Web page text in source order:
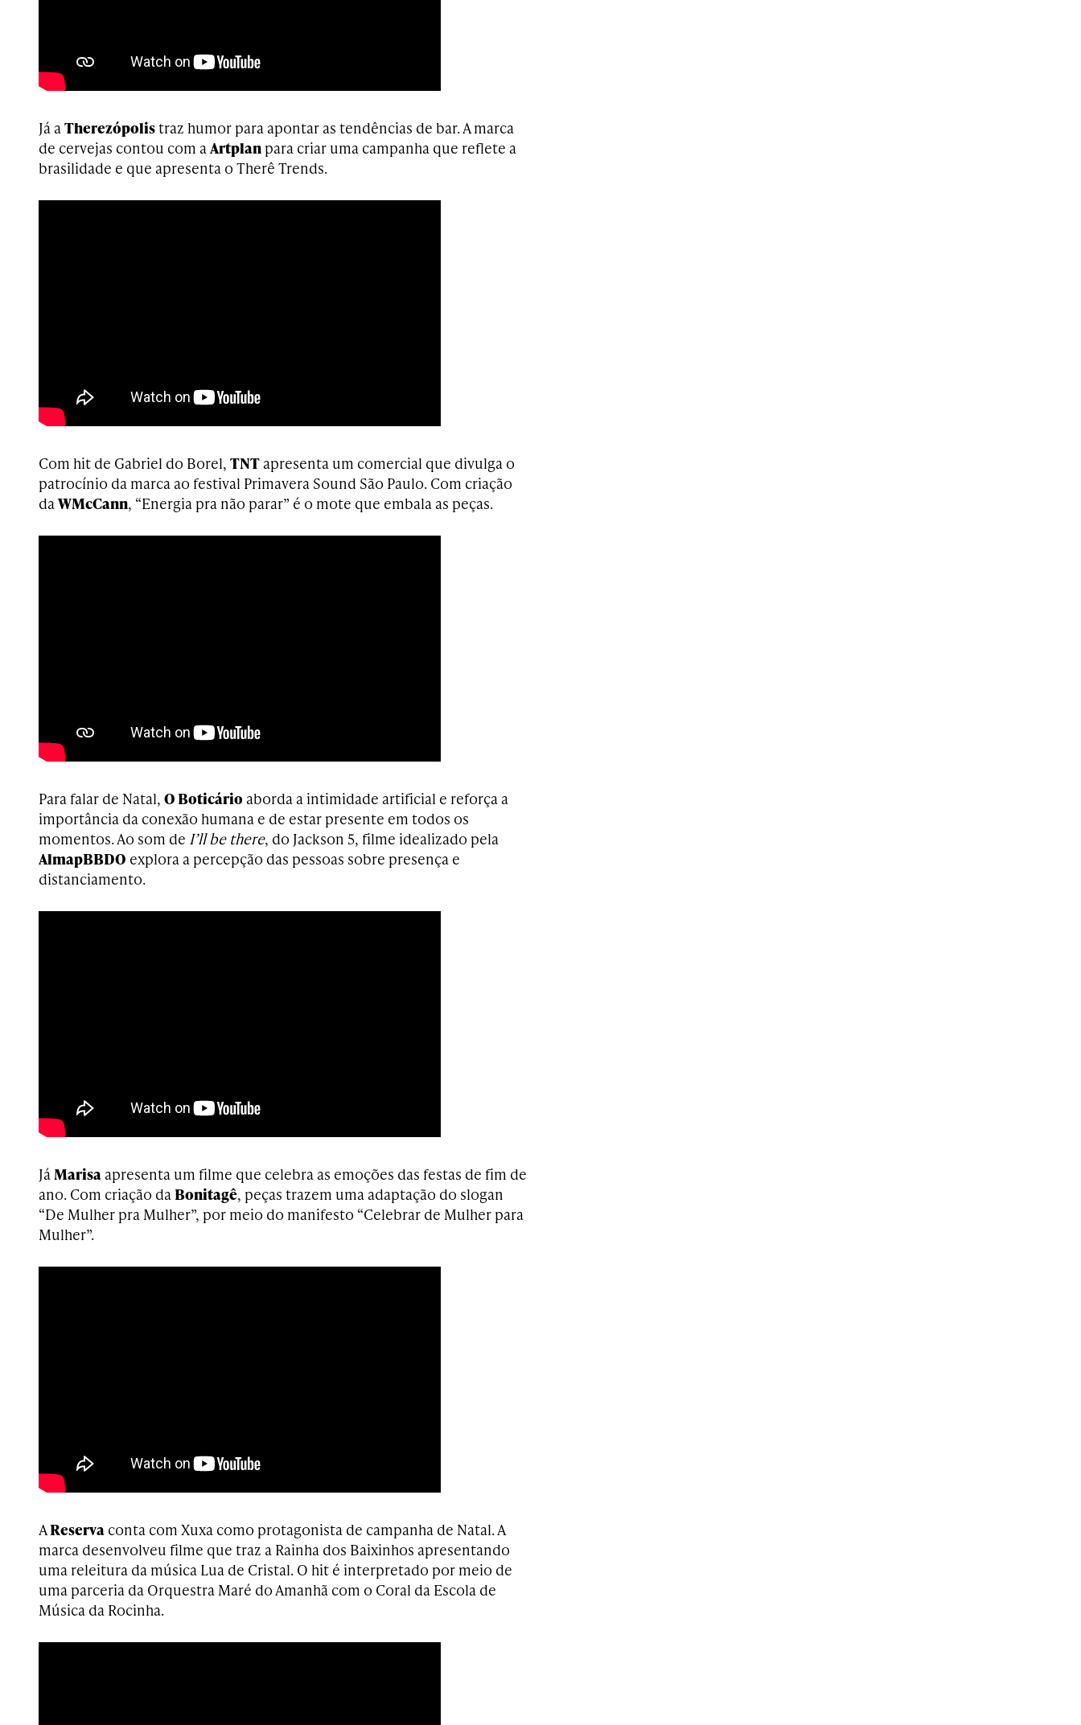
Já aTherezópolistraz humor para apontar as tendências de bar. A marca
de cervejas contou com aArtplan para criar uma campanha que reflete a
brasilidade e que apresenta o Therê Trends.
Com hit de Gabriel do Borel, TNT apresenta um comercial que divulga o
patrocínio da marca ao festival Primavera Sound São Paulo. Com criação
daWMcCann, “Energia pra não parar” é o mote que embala as peças.
Para falar de Natal, O Boticário aborda a intimidade artificial e reforça a
importância da conexão humana e de estar presente em todos os
momentos. Ao som de I’ll be there, do Jackson 5, filme idealizado pela
AlmapBBDO explora a percepção das pessoas sobre presença e
distanciamento.
JáMarisa apresenta um filme que celebra as emoções das festas de fim de
ano. Com criação daBonitagê, peças trazem uma adaptação do slogan
“De Mulher pra Mulher”, por meio do manifesto “Celebrar de Mulher para
Mulher”.
AReserva conta com Xuxa como protagonista de campanha de Natal. A
marca desenvolveu filme que traz a Rainha dos Baixinhos apresentando
uma releitura da música Lua de Cristal. O hit é interpretado por meio de
uma parceria da Orquestra Maré do Amanhã com o Coral da Escola de
Música da Rocinha.